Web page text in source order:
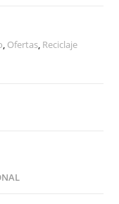
Ofertas Reciclaje